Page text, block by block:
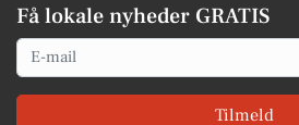
Få lokale nyheder GRATIS
Email
Tilmeld